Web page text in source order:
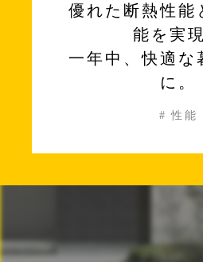
優れた断熱性能
能を実現
一年中、快適な
に。
# 性能